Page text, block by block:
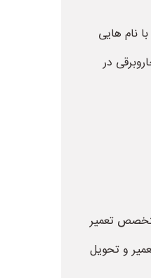
نام هایی
در
تعمیر
و تحویل